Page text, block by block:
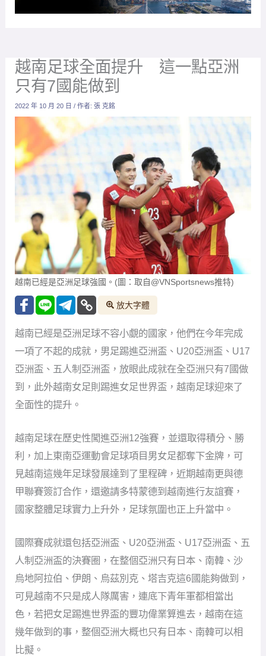
越南足球全面提升 這一點亞洲
只有7國能做到
2022 年 10 月 20 日/ 作者:張 克銘
越南已經是亞洲足球強國。(圖：取自@VNSportsnews推特)
放大字體
越南已經是亞洲足球不容小覷的國家，他們在今年完成
一項了不起的成就，男足踢進亞洲盃、U20亞洲盃、U17
亞洲盃、五人制亞洲盃，放眼此成就在全亞洲只有7國做
到，此外越南女足則踢進女足世界盃，越南足球迎來了
全面性的提升。
越南足球在歷史性闖進亞洲12強賽，並還取得積分、勝
利，加上東南亞運動會足球項目男女足都奪下金牌，可
見越南這幾年足球發展達到了里程碑，近期越南更與德
甲聯賽簽訂合作，還邀請多特蒙德到越南進行友誼賽，
國家整體足球實力上升外，足球氛圍也正上升當中。
國際賽成就還包括亞洲盃、U20亞洲盃、U17亞洲盃、五
人制亞洲盃的決賽圈，在整個亞洲只有日本、南韓、沙
烏地阿拉伯、伊朗、烏茲別克、塔吉克這6國能夠做到，
可見越南不只是成人隊厲害，連底下青年軍都相當出
色，若把女足踢進世界盃的豐功偉業算進去，越南在這
幾年做到的事，整個亞洲大概也只有日本、南韓可以相
比擬。